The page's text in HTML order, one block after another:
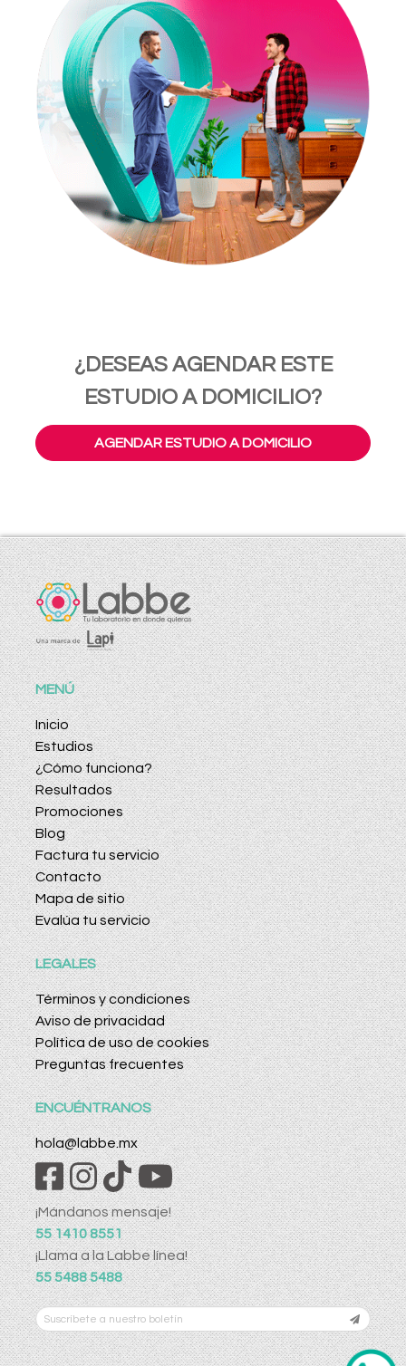
¿DESEAS AGENDAR ESTE
ESTUDIO A DOMICILIO?
AGENDAR ESTUDIO A DOMICILIO
MENÚ
Inicio
Estudios
¿Cómo funciona?
Resultados
Promociones
Blog
Factura tu servicio
Contacto
Mapa de sitio
Evalúa tu servicio
LEGALES
Términos y condiciones
Aviso de privacidad
Política de uso de cookies
Preguntas frecuentes
ENCUÉNTRANOS
hola@labbe.mx
¡Mándanos mensaje!
55 1410 8551
¡Llama a la Labbe línea!
55 5488 5488